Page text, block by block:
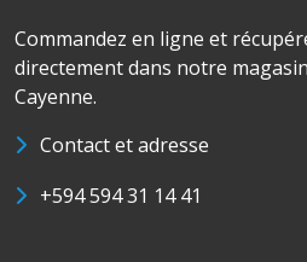
Commandez en ligne et
directement dans notre
Cayenne.
Contact et adresse
+594 594 31 14 41